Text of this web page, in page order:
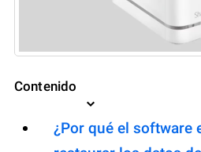
Contenido
¿Por qué el software